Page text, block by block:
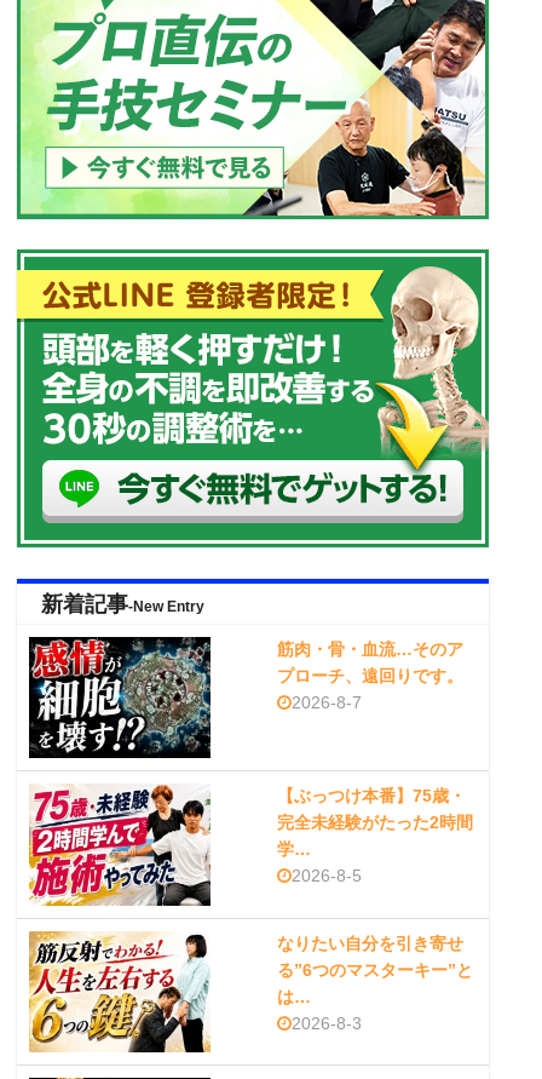
新着記事-New Entry
筋肉・骨・血流…そのア
プローチ、遠回りです。
2026-8-7
【ぶっつけ本番】75歳・
完全未経験がたった2時間
学…
2026-8-5
なりたい自分を引き寄せ
る”6つのマスターキー”と
は…
2026-8-3